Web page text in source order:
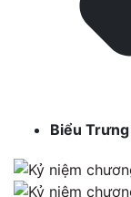
Biểu Trưng